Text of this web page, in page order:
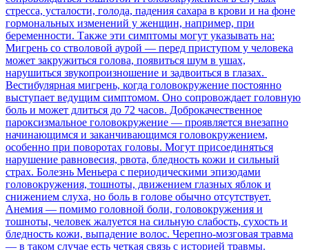
стресса, усталости, голода, падения сахара в крови и на фоне
гормональных изменений у женщин, например, при
беременности. Также эти симптомы могут указывать на:
Мигрень со стволовой аурой — перед приступом у человека
может закружиться голова, появиться шум в ушах,
нарушиться звукопроизношение и задвоиться в глазах.
Вестибулярная мигрень, когда головокружение постоянно
выступает ведущим симптомом. Оно сопровождает головную
боль и может длиться до 72 часов. Доброкачественное
пароксизмальное головокружение — проявляется внезапно
начинающимся и заканчивающимся головокружением,
особенно при поворотах головы. Могут присоединяться
нарушение равновесия, рвота, бледность кожи и сильный
страх. Болезнь Меньера с периодическими эпизодами
головокружения, тошноты, движением глазных яблок и
снижением слуха, но боль в голове обычно отсутствует.
Анемия — помимо головной боли, головокружения и
тошноты, человек жалуется на сильную слабость, сухость и
бледность кожи, выпадение волос. Черепно-мозговая травма
— в таком случае есть четкая связь с историей травмы.